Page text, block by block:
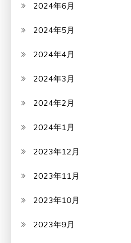
2024年6月
2024年5月
2024年4月
2024年3月
2024年2月
2024年1月
2023年12月
2023年11月
2023年10月
2023年9月